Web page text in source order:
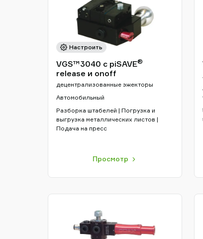
Настроить
VGS™3040 с piSAVE®
release и onoff
децентрализованные эжекторы
Автомобильный
Разборка штабелей | Погрузка и
выгрузка металлических листов |
Подача на пресс
Просмотр